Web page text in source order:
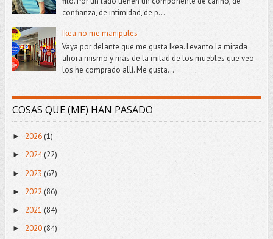
confianza, de intimidad, de p...
Ikea no me manipules
Vaya por delante que me gusta Ikea. Levanto la mirada
ahora mismo y más de la mitad de los muebles que veo
los he comprado allí. Me gusta...
COSAS QUE (ME) HAN PASADO
► 2026 (1)
► 2024(22)
► 2023 (67)
► 2022 (86)
► 2021 (84)
► 2020 (84)